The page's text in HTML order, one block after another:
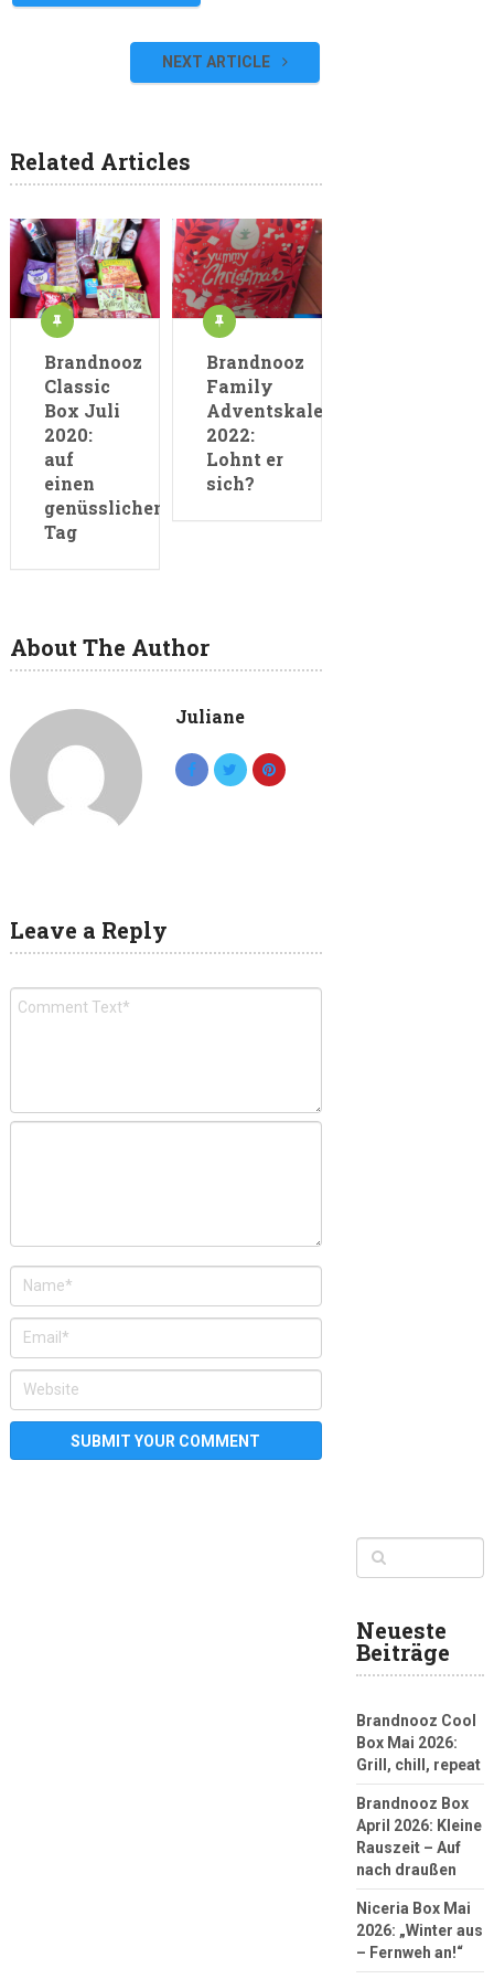
NEXT ARTICLE
Related Articles
Brandnooz
Classic
Box Juli
2020:
auf
einen
genüsslichen
Tag
Brandnooz
Family
Adventskalender
2022:
Lohnt er
sich?
About The Author
Juliane
Leave a Reply
Neueste
Beiträge
Brandnooz Cool
Box Mai 2026:
Grill, chill, repeat
Brandnooz Box
April 2026: Kleine
Rauszeit – Auf
nach draußen
Niceria Box Mai
2026: „Winter aus
– Fernweh an!“